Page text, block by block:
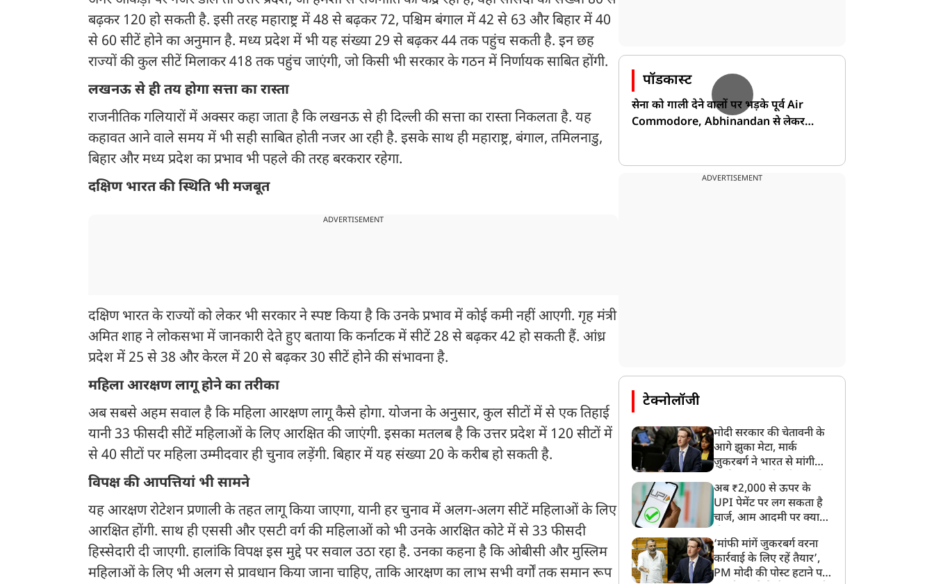
बढ़कर 120 हो सकती है. इसी तरह महाराष्ट्र में 48 से बढ़कर 72, पश्चिम बंगाल में 42 से 63 और बिहार में 40
से 60 सीटें होने का अनुमान है. मध्य प्रदेश में भी यह संख्या 29 से बढ़कर 44 तक पहुंच सकती है. इन छह
राज्यों की कुल सीटें मिलाकर 418 तक पहुंच जाएंगी, जो किसी भी सरकार के गठन में निर्णायक साबित होंगी.
लखनऊ से ही तय होगा सत्ता का रास्ता
राजनीतिक गलियारों में अक्सर कहा जाता है कि लखनऊ से ही दिल्ली की सत्ता का रास्ता निकलता है. यह
कहावत आने वाले समय में भी सही साबित होती नजर आ रही है. इसके साथ ही महाराष्ट्र, बंगाल, तमिलनाडु,
बिहार और मध्य प्रदेश का प्रभाव भी पहले की तरह बरकरार रहेगा.
दक्षिण भारत की स्थिति भी मजबूत
ADVERTISEMENT
दक्षिण भारत के राज्यों को लेकर भी सरकार ने स्पष्ट किया है कि उनके प्रभाव में कोई कमी नहीं आएगी. गृह मंत्री
अमित शाह ने लोकसभा में जानकारी देते हुए बताया कि कर्नाटक में सीटें 28 से बढ़कर 42 हो सकती हैं. आंध्र
प्रदेश में 25 से 38 और केरल में 20 से बढ़कर 30 सीटें होने की संभावना है.
महिला आरक्षण लागू होने का तरीका
अब सबसे अहम सवाल है कि महिला आरक्षण लागू कैसे होगा. योजना के अनुसार, कुल सीटों में से एक तिहाई
यानी 33 फीसदी सीटें महिलाओं के लिए आरक्षित की जाएंगी. इसका मतलब है कि उत्तर प्रदेश में 120 सीटों में
से 40 सीटों पर महिला उम्मीदवार ही चुनाव लड़ेंगी. बिहार में यह संख्या 20 के करीब हो सकती है.
विपक्ष की आपत्तियां भी सामने
यह आरक्षण रोटेशन प्रणाली के तहत लागू किया जाएगा, यानी हर चुनाव में अलग-अलग सीटें महिलाओं के लिए
आरक्षित होंगी. साथ ही एससी और एसटी वर्ग की महिलाओं को भी उनके आरक्षित कोटे में से 33 फीसदी
हिस्सेदारी दी जाएगी. हालांकि विपक्ष इस मुद्दे पर सवाल उठा रहा है. उनका कहना है कि ओबीसी और मुस्लिम
महिलाओं के लिए भी अलग से प्रावधान किया जाना चाहिए, ताकि आरक्षण का लाभ सभी वर्गों तक समान रूप
पॉडकास्ट
सेना को गाली देने वालों पर भड़के पूर्व Air
Commodore, Abhinandan से लेकर
ADVERTISEMENT
टेक्नोलॉजी
मोदी सरकार की चेतावनी के
आगे झुका मेटा, मार्क
ज़ुकरबर्ग ने भारत से मांगी
अब ₹2,000 से ऊपर के
UPI पेमेंट पर लग सकता है
चार्ज, आम आदमी पर क्या
‘मांफी मांगें जुकरबर्ग वरना
कार्रवाई के लिए रहें तैयार’,
PM मोदी की पोस्ट हटाने पर